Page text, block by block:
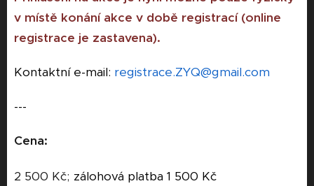
v místě konání akce v době registrací (online
registrace je zastavena).
Kontaktní e-mail: registrace.ZYQ@gmail.com
---
Cena:
2 500 Kč; zálohová platba 1 500 Kč